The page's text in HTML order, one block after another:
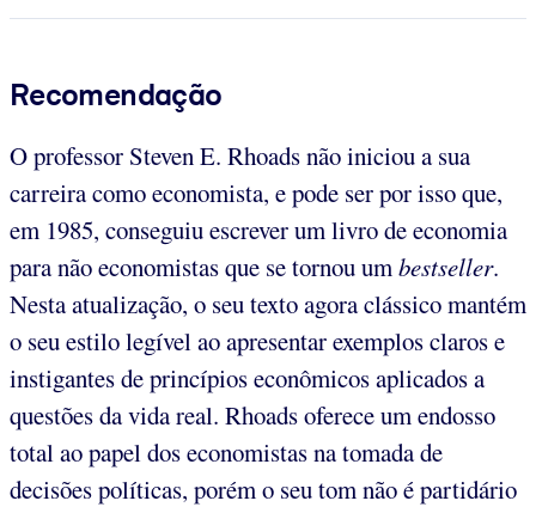
Recomendação
O professor Steven E. Rhoads não iniciou a sua
carreira como economista, e pode ser por isso que,
em 1985, conseguiu escrever um livro de economia
para não economistas que se tornou um bestseller.
Nesta atualização, o seu texto agora clássico mantém
o seu estilo legível ao apresentar exemplos claros e
instigantes de princípios econômicos aplicados a
questões da vida real. Rhoads oferece um endosso
total ao papel dos economistas na tomada de
decisões políticas, porém o seu tom não é partidário